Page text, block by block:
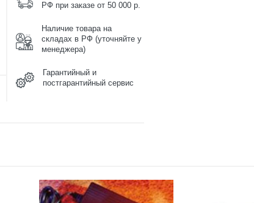
РФ при заказе от 50 000 р.
Наличие товара на
складах в РФ (уточняйте у
менеджера)
Гарантийный и
постгарантийный сервис